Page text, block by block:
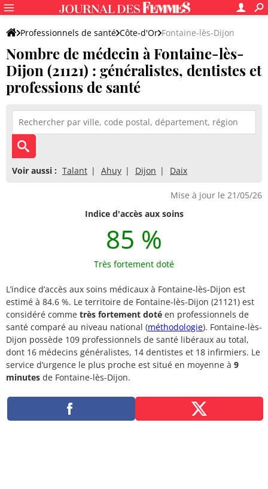
Professionnels de santé Côte-d'Or Fontaine-lès-Dijon
Nombre de médecin à Fontaine-lès-
Dijon (21121) : généralistes, dentistes et
professions de santé
Voir aussi : Talant Ahuy Dijon Daix
Mise à jour le 21/05/26
Indice d'accès aux soins
85 %
Très fortement doté
L’indice d’accès aux soins médicaux à Fontaine-lès-Dijon est
estimé à 84.6 %. Le territoire de Fontaine-lès-Dijon (21121) est
considéré comme très fortement doté en professionnels de
santé comparé au niveau national (méthodologie). Fontaine-lès-
Dijon possède 109 professionnels de santé libéraux au total,
dont 16 médecins généralistes, 14 dentistes et 18 infirmiers. Le
service d’urgence le plus proche est situé en moyenne à 9
minutes de Fontaine-lès-Dijon.